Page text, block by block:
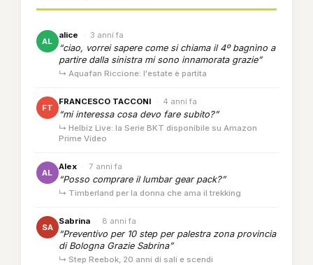
AL
alice · 3 anni fa
“ciao, vorrei sapere come si chiama il 4º bagnìno a
partire dalla sinistra mi sono innamorata grazie”
↳ Aquafan Riccione: l'estate è partita
FT
FRANCESCO TACCONI · 4 anni fa
“mi interessa cosa devo fare subito?”
↳ Helbiz Live: la Serie BKT disponibile su Amazon
Prime Video
AL
Alex · 7 anni fa
“Posso comprare il lumbar gear pack?”
↳ Timberland per la donna che ama il trekking
SA
Sabrina · 8 anni fa
“Preventivo per 10 step per palestra zona provincia
di Bologna Grazie Sabrina”
↳ Step Reebok, 20 anni di sali e scendi